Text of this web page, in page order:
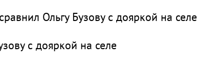
Ольгу Бузову с дояркой на селе
с дояркой на селе